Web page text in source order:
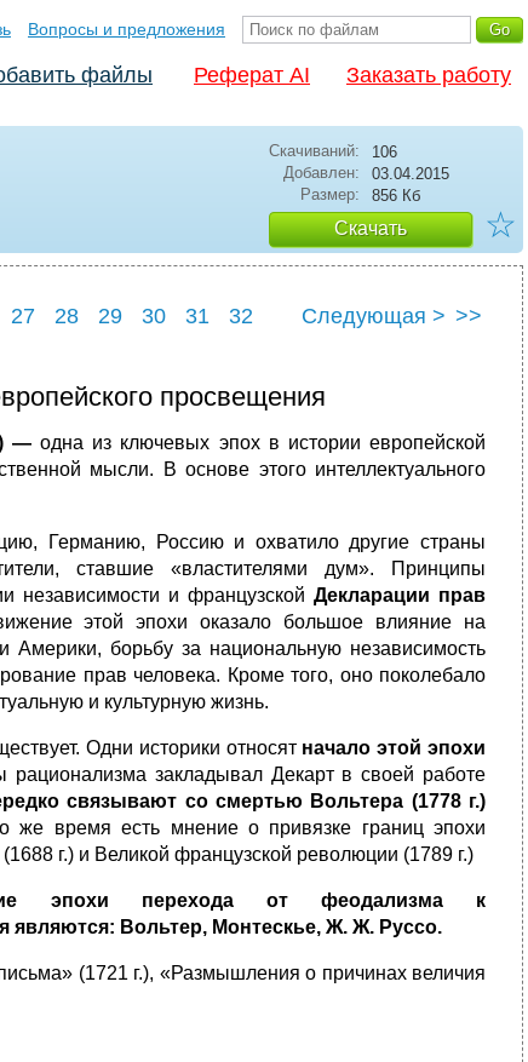
Вопросы и предложения
файлы Реферат AI Заказать работу
Скачиваний:
106
Добавлен:
03.04.2015
Размер:
856 Кб
Скачать ☆
27 28 29 30 31
32
Следующая > >>
просвещения
—одна из ключевых эпох в истории европейской
мысли. В основе этого интеллектуального
Германию, Россию и охватило другие страны
ставшие «властителями дум». Принципы
независимости и французской Декларации прав
этой эпохи оказало большое влияние на
борьбу за национальную независимость
прав человека. Кроме того, оно поколебало
и культурную жизнь.
Одни историки относят начало этой эпохи
закладывал Декарт в своей работе
связывают со смертью Вольтера (1778 г.)
же время есть мнение о привязке границ эпохи
г.) и Великой французской революции (1789 г.)
эпохи перехода от феодализма к
являются: Вольтер, Монтескье, Ж. Ж. Руссо.
(1721 г.), «Размышления о причинах величия